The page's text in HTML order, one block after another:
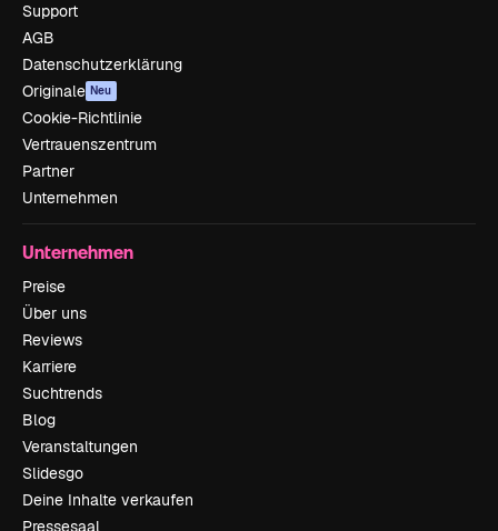
Support
AGB
Datenschutzerklärung
Originale Neu
Cookie-Richtlinie
Vertrauenszentrum
Partner
Unternehmen
Unternehmen
Preise
Über uns
Reviews
Karriere
Suchtrends
Blog
Veranstaltungen
Slidesgo
Deine Inhalte verkaufen
Pressesaal